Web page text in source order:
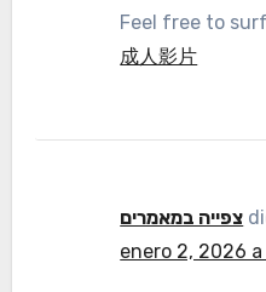
Feel free to
成人影片
צפייה במאמרים
enero 2, 2026 a